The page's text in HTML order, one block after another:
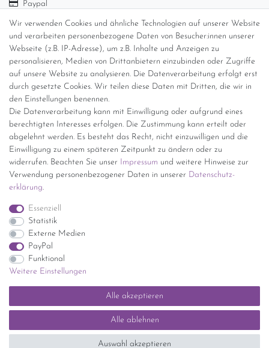
Wir verwenden Cookies und ähnliche Technologien auf unserer Website
und verarbeiten personenbezogene Daten von Besucher:innen unserer
Webseite (z.B. IP-Adresse), um z.B. Inhalte und Anzeigen zu
personalisieren, Medien von Drittanbietern einzubinden oder Zugriffe
auf unsere Website zu analysieren. Die Datenverarbeitung erfolgt erst
durch gesetzte Cookies. Wir teilen diese Daten mit Dritten, die wir in
den Einstellungen benennen.
Die Datenverarbeitung kann mit Einwilligung oder aufgrund eines
berechtigten Interesses erfolgen. Die Zustimmung kann erteilt oder
abgelehnt werden. Es besteht das Recht, nicht einzuwilligen und die
Einwilligung zu einem späteren Zeitpunkt zu ändern oder zu
widerrufen. Beachten Sie unser Impressum und weitere Hinweise zur
Verwendung personenbezogener Daten in unserer Daten­schutz­
erklärung.
Essenziell
Statistik
Externe Medien
PayPal
Funktional
Weitere Einstellungen
Alle akzeptieren
Alle ablehnen
Auswahl akzeptieren
Paypal
Versandinformationen
Versand per GLS (6,90 Euro) oder DHL (8,49 Euro ) inkl. MwSt.
(innerhalb Deutschlands)
kostenfreie Lieferung ab 150 Euro Warenwert (innerhalb
Deutschlands)
Übersicht Internationale Versandkosten
Wir kaufen an
Sie haben zuviel Porzellan im Schrank? Gerne kaufen wir dieses an.
Einfach unverbindliches Angebot anfordern.
*Endpreis inkl. MwSt. (Dieser Artikel unterliegt gem. § 25a
UStG der Differenzbesteuerung, ein Ausweis der
Mehrwertsteuer auf der Rechnung erfolgt nicht.)
Impressum Daten­schutz­erklärung
Vertrag widerrufen Kontakt
Bewertungen bei: ebay.de, shopvote.de ⓘ